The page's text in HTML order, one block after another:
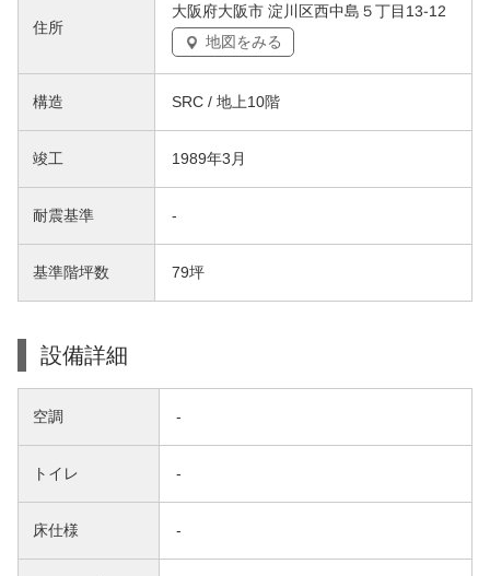
住所
大阪府大阪市 淀川区西中島５丁目13-12
地図をみる
構造 SRC / 地上10階
竣工 1989年3月
耐震基準 -
基準階坪数 79坪
設備詳細
空調 -
トイレ -
床仕様 -